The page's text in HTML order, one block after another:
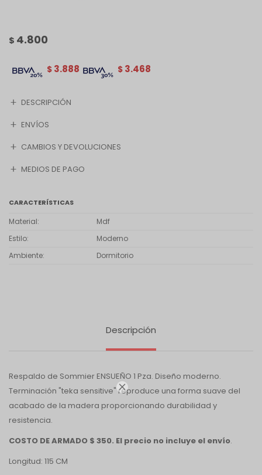

$ 4.800
$ 3.468
$ 3.888
DESCRIPCIÓN
ENVÍOS
CAMBIOS Y DEVOLUCIONES
MEDIOS DE PAGO
CARACTERÍSTICAS
Material
Mdf
Estilo
Moderno
Ambiente
Dormitorio
Descripción
Respaldo de Sommier ENSUEÑO 1 Pza. Diseño moderno.
Terminación "teka sensitive" reproduce una forma suave del
acabado de la madera proporcionando durabilidad y
resistencia.
COSTO DE ARMADO $ 350. El precio no incluye el envío.
Longitud: 115 CM